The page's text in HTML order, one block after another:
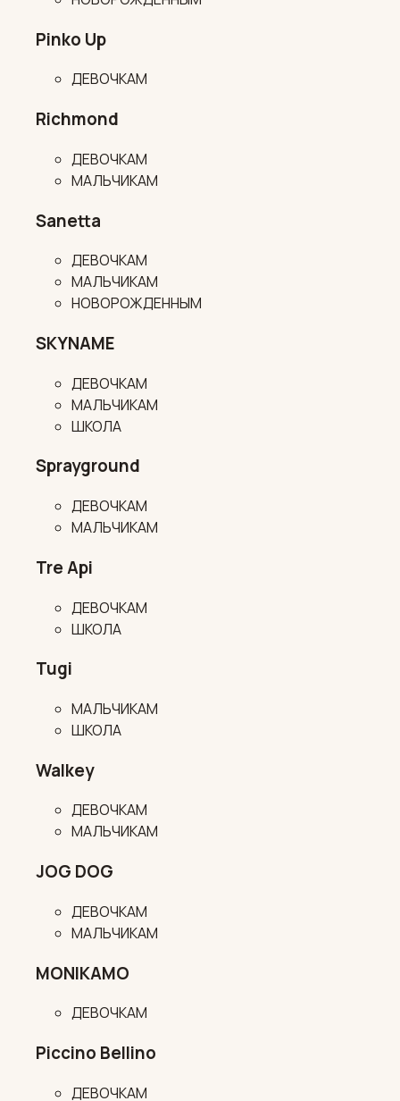
Pinko Up
ДЕВОЧКАМ
Richmond
ДЕВОЧКАМ
МАЛЬЧИКАМ
Sanetta
ДЕВОЧКАМ
МАЛЬЧИКАМ
НОВОРОЖДЕННЫМ
SKYNAME
ДЕВОЧКАМ
МАЛЬЧИКАМ
ШКОЛА
Sprayground
ДЕВОЧКАМ
МАЛЬЧИКАМ
Tre Api
ДЕВОЧКАМ
ШКОЛА
Tugi
МАЛЬЧИКАМ
ШКОЛА
Walkey
ДЕВОЧКАМ
МАЛЬЧИКАМ
JOG DOG
ДЕВОЧКАМ
МАЛЬЧИКАМ
MONIKAMO
ДЕВОЧКАМ
Piccino Bellino
ДЕВОЧКАМ